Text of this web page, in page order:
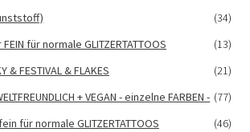
(34)
für normale GLITZERTATTOOS
(13)
& FESTIVAL & FLAKES
(21)
+ VEGAN - einzelne FARBEN - (77)
für normale GLITZERTATTOOS
(46)